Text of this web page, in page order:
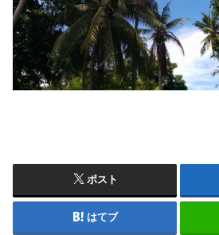
ポスト
はてブ